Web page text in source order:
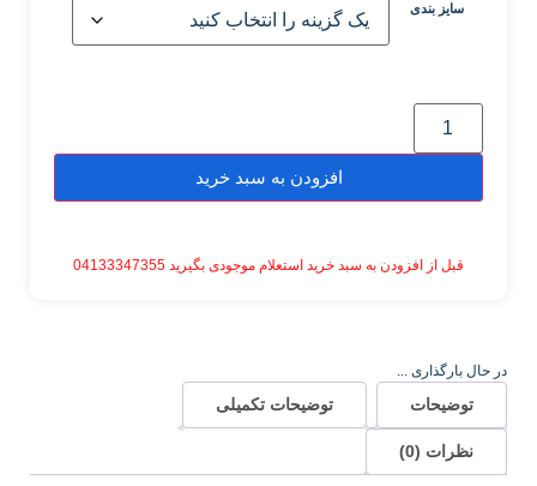
سایز بندی
افزودن به سبد خرید
قبل از افزودن به سبد خرید استعلام موجودی بگیرید 04133347355
در حال بارگذاری ...
توضیحات توضیحات تکمیلی
نظرات (0)